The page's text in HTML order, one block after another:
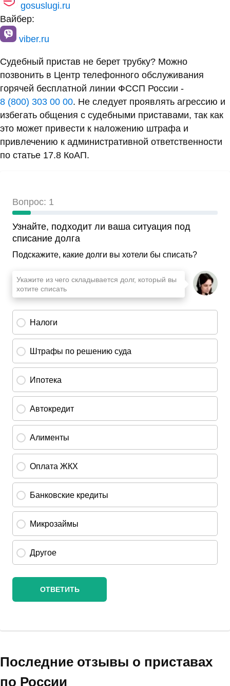
gosuslugi.ru
Вайбер:
viber.ru
Судебный пристав не берет трубку? Можно
позвонить в Центр телефонного обслуживания
горячей бесплатной линии ФССП России -
8 (800) 303 00 00. Не следует проявлять агрессию и
избегать общения с судебными приставами, так как
это может привести к наложению штрафа и
привлечению к административной ответственности
по статье 17.8 КоАП.
Последние отзывы о приставах
по России